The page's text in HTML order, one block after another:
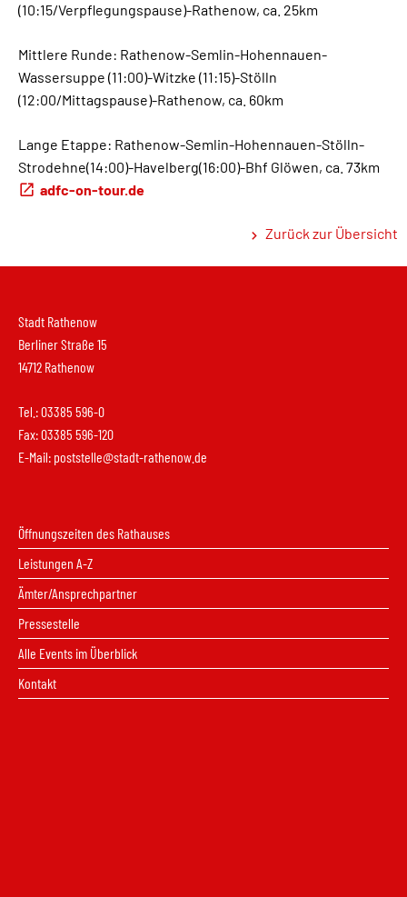
(10:15/Verpflegungspause)-Rathenow, ca. 25km
Mittlere Runde: Rathenow-Semlin-Hohennauen-
Wassersuppe (11:00)-Witzke (11:15)-Stölln
(12:00/Mittagspause)-Rathenow, ca. 60km
Lange Etappe: Rathenow-Semlin-Hohennauen-Stölln-
Strodehne(14:00)-Havelberg(16:00)-Bhf Glöwen, ca. 73km
adfc-on-tour.de
Zurück zur Übersicht
Stadt Rathenow
Berliner Straße 15
14712 Rathenow
Tel.: 03385 596-0
Fax: 03385 596-120
E-Mail: poststelle@stadt-rathenow.de
Öffnungszeiten des Rathauses
Leistungen A-Z
Ämter/Ansprechpartner
Pressestelle
Alle Events im Überblick
Kontakt